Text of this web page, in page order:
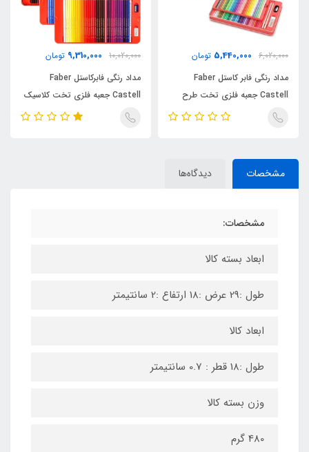
6,020,000
5,440,000 تومان
مداد رنگی فابر کاستل Faber
Castell جعبه فلزی تخت طرح
کلاسیک 60 رنگ
10,020,000
9,310,000 تومان
مداد رنگی فابرکاستل Faber
Castell جعبه فلزی تخت کلاسیک
مشخصات دیدگاه‌ها
مشخصات:
ابعاد بسته کالا
طول :29 عرض :18 ارتفاع :2 سانتیمتر
ابعاد کالا
طول :18 قطر : 0.7 سانتیمتر
وزن بسته کالا
480 گرم